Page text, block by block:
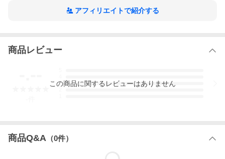
製品重量：(約)13.7kg
※沖縄・離島は配送を行っておりません。ご注文いただいた場
合、勝手ながらキャンセルさせていただきます。
アフィリエイトで紹介する
商品レビュー
3
この商品に関するレビューはありません
商品Q&A （0件）